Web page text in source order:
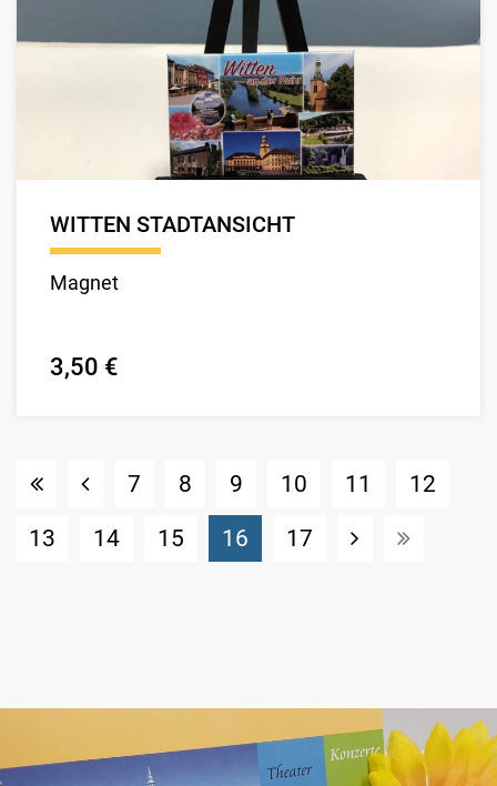
WITTEN STADTANSICHT
Magnet
3,50 €
7 8 9 10 11
12
13
14 15 16 (Standort)
17